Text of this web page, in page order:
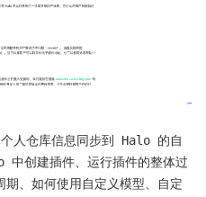
人仓库信息同步到 Halo 的自
中创建插件、运行插件的整体过
、如何使用自定义模型、自定